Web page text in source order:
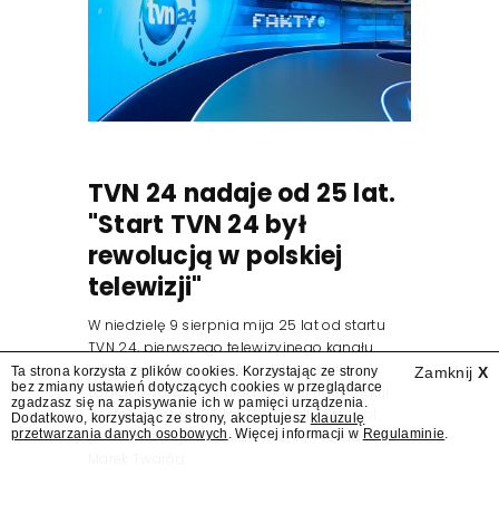
TVN 24 nadaje od 25 lat.
"Start TVN 24 był
rewolucją w polskiej
telewizji"
W niedzielę 9 sierpnia mija 25 lat od startu
TVN 24, pierwszego telewizyjnego kanału
informacyjnego w Polsce. Na ten dzień
zaplanowano finał urodzinowej trasy stacji
"Jesteśmy stąd". 25 lat TVN 24 dla Press.pl
podsumowują Jarosław Kuźniar, Tomasz Lis i
Zamknij X
Ta strona korzysta z plików cookies. Korzystając ze strony
bez zmiany ustawień dotyczących cookies w przeglądarce
zgadzasz się na zapisywanie ich w pamięci urządzenia.
Dodatkowo, korzystając ze strony, akceptujesz klauzulę
przetwarzania danych osobowych . Więcej informacji w Regulaminie.